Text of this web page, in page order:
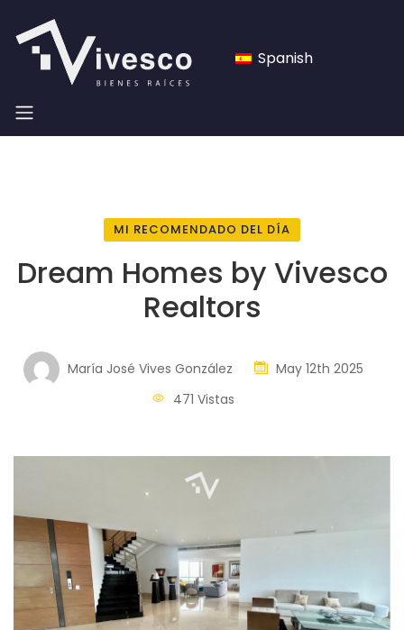
Spanish
MI RECOMENDADO DEL DÍA
Dream Homes by Vivesco
Realtors
María José Vives González
May 12th 2025
471 Vistas